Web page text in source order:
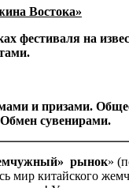
Востока»
фестиваля на
и призами.
сувенирами.
рынок»
мир китайского